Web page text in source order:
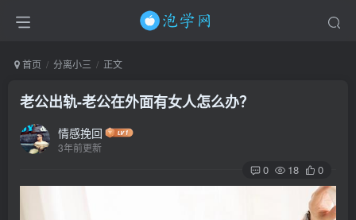
首页 分离小三 正文
老公出轨-老公在外面有女人怎么办？
情感挽回
3年前更新
0 18 0